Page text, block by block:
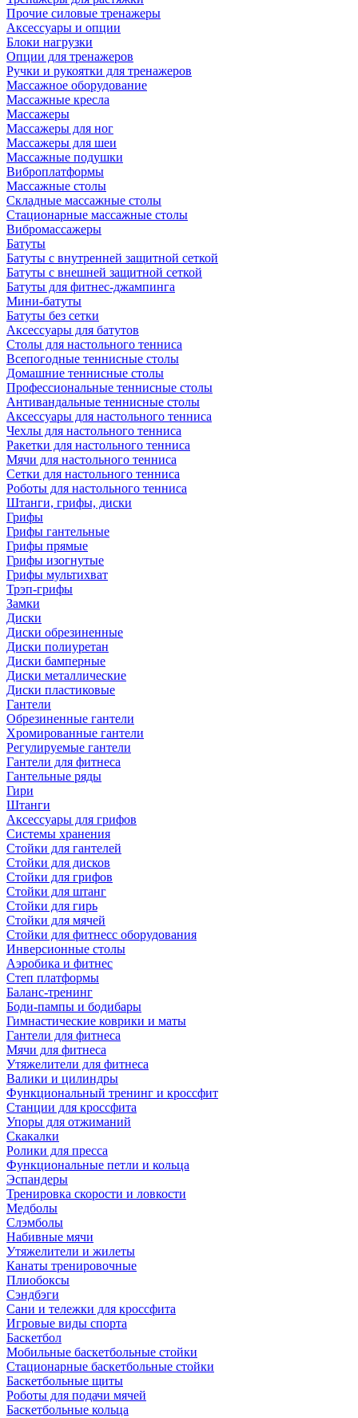
Прочие силовые тренажеры
Аксессуары и опции
Блоки нагрузки
Опции для тренажеров
Ручки и рукоятки для тренажеров
Массажное оборудование
Массажные кресла
Массажеры
Массажеры для ног
Массажеры для шеи
Массажные подушки
Виброплатформы
Массажные столы
Складные массажные столы
Стационарные массажные столы
Вибромассажеры
Батуты
Батуты с внутренней защитной сеткой
Батуты с внешней защитной сеткой
Батуты для фитнес-джампинга
Мини-батуты
Батуты без сетки
Аксессуары для батутов
Столы для настольного тенниса
Всепогодные теннисные столы
Домашние теннисные столы
Профессиональные теннисные столы
Антивандальные теннисные столы
Аксессуары для настольного тенниса
Чехлы для настольного тенниса
Ракетки для настольного тенниса
Мячи для настольного тенниса
Сетки для настольного тенниса
Роботы для настольного тенниса
Штанги, грифы, диски
Грифы
Грифы гантельные
Грифы прямые
Грифы изогнутые
Грифы мультихват
Трэп-грифы
Замки
Диски
Диски обрезиненные
Диски полиуретан
Диски бамперные
Диски металлические
Диски пластиковые
Гантели
Обрезиненные гантели
Хромированные гантели
Регулируемые гантели
Гантели для фитнеса
Гантельные ряды
Гири
Штанги
Аксессуары для грифов
Системы хранения
Стойки для гантелей
Стойки для дисков
Стойки для грифов
Стойки для штанг
Стойки для гирь
Стойки для мячей
Стойки для фитнесс оборудования
Инверсионные столы
Аэробика и фитнес
Степ платформы
Баланс-тренинг
Боди-пампы и бодибары
Гимнастические коврики и маты
Гантели для фитнеса
Мячи для фитнеса
Утяжелители для фитнеса
Валики и цилиндры
Функциональный тренинг и кроссфит
Станции для кроссфита
Упоры для отжиманий
Скакалки
Ролики для пресса
Функциональные петли и кольца
Эспандеры
Тренировка скорости и ловкости
Медболы
Слэмболы
Набивные мячи
Утяжелители и жилеты
Канаты тренировочные
Плиобоксы
Сэндбэги
Сани и тележки для кроссфита
Игровые виды спорта
Баскетбол
Мобильные баскетбольные стойки
Стационарные баскетбольные стойки
Баскетбольные щиты
Роботы для подачи мячей
Баскетбольные кольца